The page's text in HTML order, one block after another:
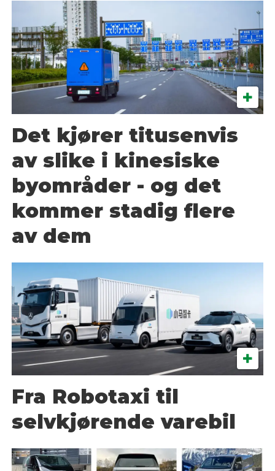
Det kjører titusenvis
av slike i kinesiske
byområder - og det
kommer stadig flere
av dem
Fra Robotaxi til
selvkjørende varebil